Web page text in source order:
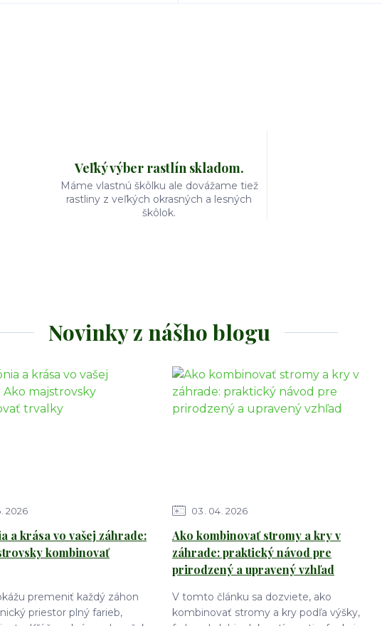
Veľký výber rastlín skladom.
Máme vlastnú škôlku ale dovážame tiež
rastliny z veľkých okrasných a lesných
škôlok.
Novinky z nášho blogu
2026
a krása vo vašej záhrade:
kombinovať
premeniť každý záhon
priestor plný farieb,
03 04 2026
Ako kombinovať stromy a kry v
záhrade: praktický návod pre
prirodzený a upravený vzhľad
V tomto článku sa dozviete, ako
kombinovať stromy a kry podľa výšky,